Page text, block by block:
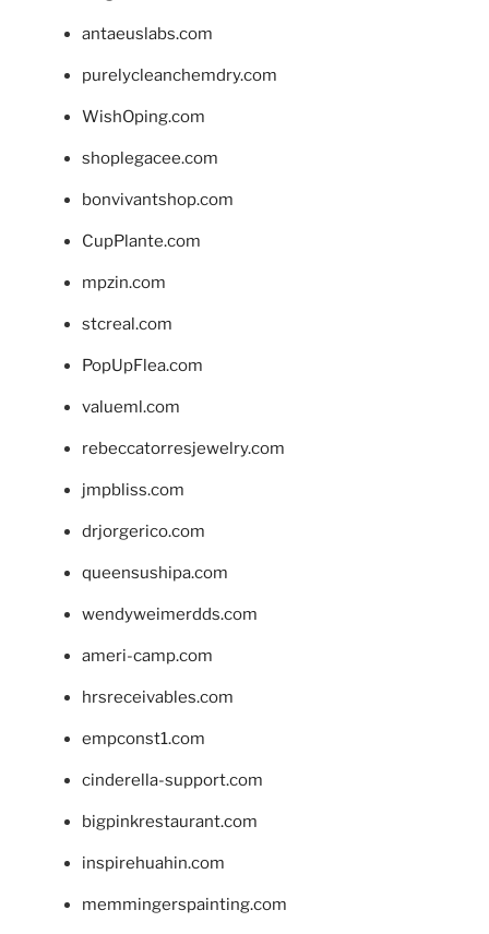
antaeuslabs.com
purelycleanchemdry.com
WishOping.com
shoplegacee.com
bonvivantshop.com
CupPlante.com
mpzin.com
stcreal.com
PopUpFlea.com
valueml.com
rebeccatorresjewelry.com
jmpbliss.com
drjorgerico.com
queensushipa.com
wendyweimerdds.com
ameri-camp.com
hrsreceivables.com
empconst1.com
cinderella-support.com
bigpinkrestaurant.com
inspirehuahin.com
memmingerspainting.com